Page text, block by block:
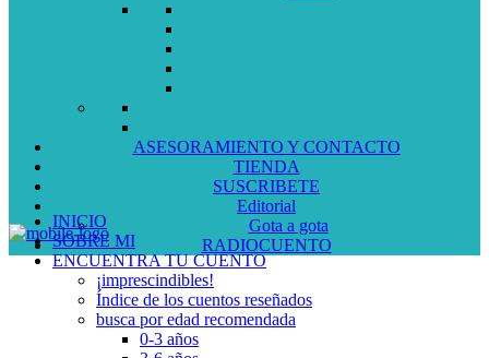
ASESORAMIENTO Y CONTACTO
TIENDA
SUSCRIBETE
Editorial
Gota a gota
RADIOCUENTO
INICIO
SOBRE MI
ENCUENTRA TU CUENTO
¡imprescindibles!
Índice de los cuentos reseñados
busca por edad recomendada
0-3 años